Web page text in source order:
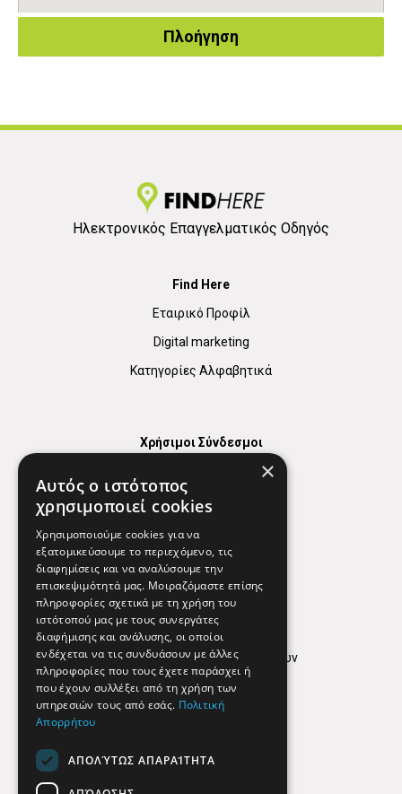
Πλοήγηση
Ηλεκτρονικός Επαγγελματικός Οδηγός
Find Here
Εταιρικό Προφίλ
Digital marketing
Κατηγορίες Αλφαβητικά
Χρήσιμοι Σύνδεσμοι
Χρήσιμα Τηλέφωνα
Εφημερεύοντα Φαρμακεία
Απόρρητο
Όροι Χρήσης
Πολιτική προστασίας δεδομένων
Findhere
Social Media
×
Αυτός ο ιστότοπος
χρησιμοποιεί cookies
Χρησιμοποιούμε cookies για να
εξατομικεύσουμε το περιεχόμενο, τις
διαφημίσεις και να αναλύσουμε την
επισκεψιμότητά μας. Μοιραζόμαστε επίσης
πληροφορίες σχετικά με τη χρήση του
ιστότοπού μας με τους συνεργάτες
διαφήμισης και ανάλυσης, οι οποίοι
ενδέχεται να τις συνδυάσουν με άλλες
πληροφορίες που τους έχετε παράσχει ή
που έχουν συλλέξει από τη χρήση των
υπηρεσιών τους από εσάς. Πολιτική
Απορρήτου
ΑΠΟΛΎΤΩΣ ΑΠΑΡΑΊΤΗΤΑ